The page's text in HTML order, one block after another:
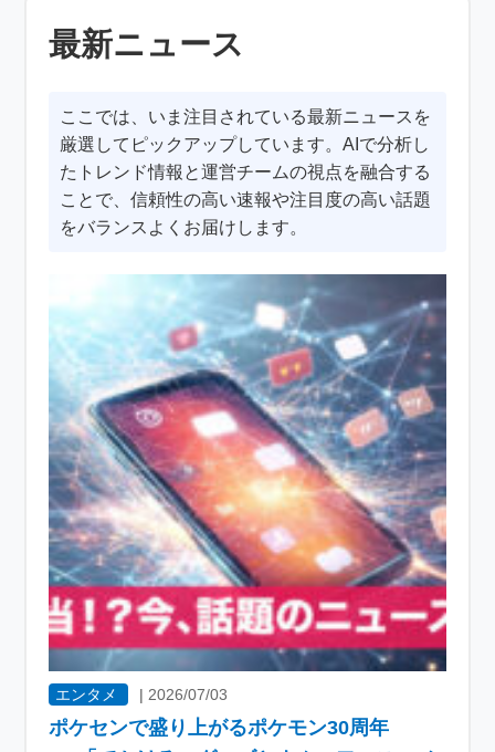
最新ニュース
ここでは、いま注目されている最新ニュースを
厳選してピックアップしています。AIで分析し
たトレンド情報と運営チームの視点を融合する
ことで、信頼性の高い速報や注目度の高い話題
をバランスよくお届けします。
エンタメ | 2026/07/03
ポケセンで盛り上がるポケモン30周年